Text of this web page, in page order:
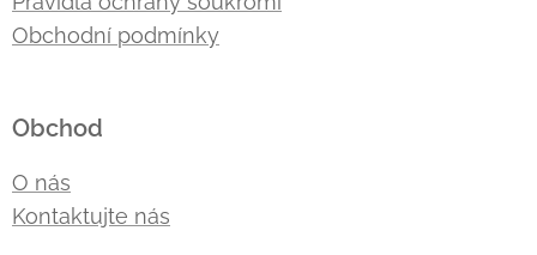
Obchodní podmínky
Obchod
O nás
Kontaktujte nás